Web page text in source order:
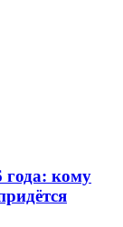
года: кому